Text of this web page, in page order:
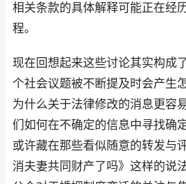
相关条款的具体解释可能正在经
程。
现在回想起来这些讨论其实构成
个社会议题被不断提及时会产生
为什么关于法律修改的消息更容
们如何在不确定的信息中寻找确
或许藏在那些看似随意的转发与
消夫妻共同财产了吗》这样的说